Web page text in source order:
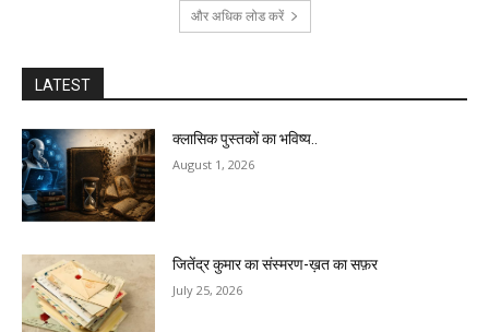
और अधिक लोड करें
LATEST
क्लासिक पुस्तकों का भविष्य..
August 1, 2026
जितेंद्र कुमार का संस्मरण-ख़त का सफ़र
July 25, 2026